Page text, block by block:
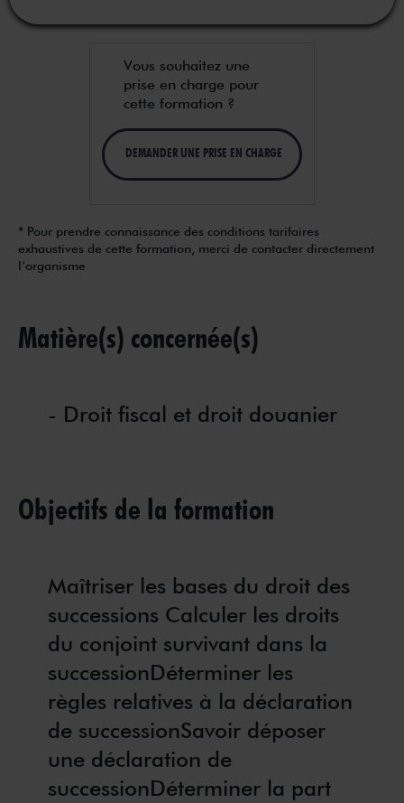
Vous souhaitez une
prise en charge pour
cette formation ?
DEMANDER UNE PRISE EN CHARGE
* Pour prendre connaissance des conditions tarifaires
exhaustives de cette formation, merci de contacter directement
l’organisme
Matière(s) concernée(s)
- Droit fiscal et droit douanier
Objectifs de la formation
Maîtriser les bases du droit des
successions Calculer les droits
du conjoint survivant dans la
successionDéterminer les
règles relatives à la déclaration
de successionSavoir déposer
une déclaration de
successionDéterminer la part